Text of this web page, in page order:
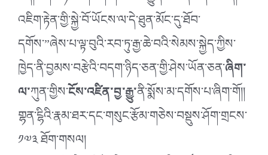
འཇིག་རྟེན་གྱི་སྐྱེ་བོ་ཡོངས་ལ་དེ་ཐུན་མོང་དུ་ཐོབ་
དགོས་”ཞེས་པ་ལྟ་བུའི་རབ་ཏུ་རྒྱ་ཆེ་བའི་སེམས་སྐྱེད་ཀྱིས་
ཁྱེད་ནི་བྱམས་བརྩེའི་བདག་ཉིད་ཅན་གྱི་ཤེས་ཡོན་ཅན་ཞིག་
ལ་ཀུན་གྱིས་ངོས་འཛིན་བྱ་རྒྱུ་ནི་སྨོས་མ་དགོས་པ་ཞིག་གོ།།
གྷན་ངྷིའི་རྣམ་ཐར་དང་གསུང་རྩོམ་གཅེས་བསྡུས་ཤོག་གྲངས་
༡༧༣ ཐོག་གསལ།